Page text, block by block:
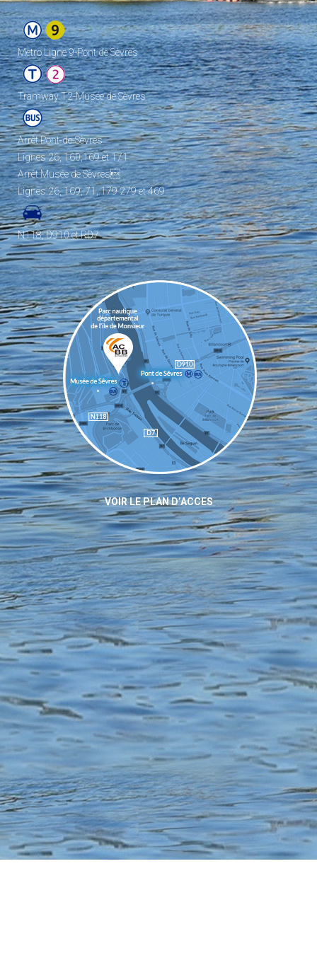
Metro Ligne 9-Pont de Sèvres
Tramway T2-Musée de Sèvres
Arrêt Pont-de-Sèvres
Lignes 26, 160,169 et 171
Arrêt Musée de Sèvres
Lignes 26, 169, 71, 179 279 et 469
N118, D910 et RD7
VOIR LE PLAN D’ACCES